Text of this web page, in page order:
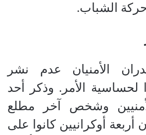
الشباب.
الأمنيان عدم نشر
لحساسية الأمر. وذكر أحد
وشخص آخر مطلع
أربعة أوكرانيين كانوا على